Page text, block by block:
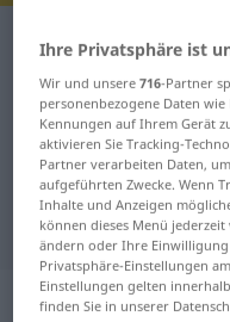
Deutsch-
Deutsch-
für "festlegen"
"festlegen"
Übersetzung
„festlegen“
Ihre Privatsphäre ist
Wir und unsere716-Partner
personenbezogene Daten
Kennungen auf Ihrem Gerät
aktivieren Sie Tracking-
Partner verarbeiten Daten,
aufgeführten Zwecke. Wenn
Inhalte und Anzeigen
können dieses Menü
ändern oder Ihre
Privatsphäre-Einstellungen
Einstellungen gelten
finden Sie in unserer